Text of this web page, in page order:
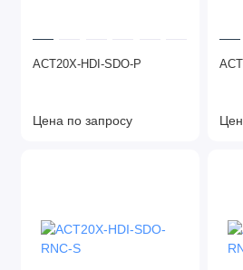
ACT20X-HDI-SDO-P
Цена по запросу